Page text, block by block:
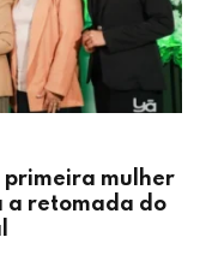
primeira mulher
a retomada do